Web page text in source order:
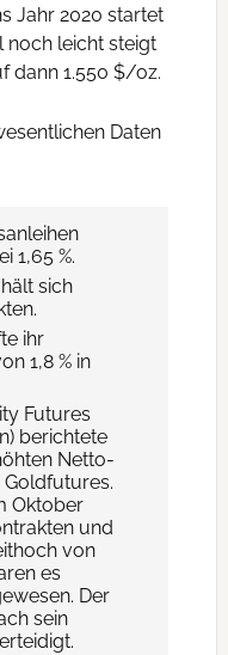
Jahr 2020 startet
noch leicht steigt
dann 1.550 $/oz.
Daten
1,65 %.
sich
ihr
1,8 % in
Futures
berichtete
Netto-
Oktober
und
von
es
Der
sein